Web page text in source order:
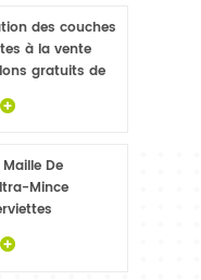
des couches
à la vente
gratuits de
adultes
De
Mince